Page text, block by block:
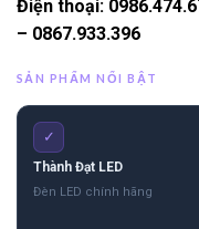
Điện thoại:
– 0867.933.396
SẢN PHẨM NỔI BẬT
✓
Thành Đạt LED
Đèn LED chính hãng